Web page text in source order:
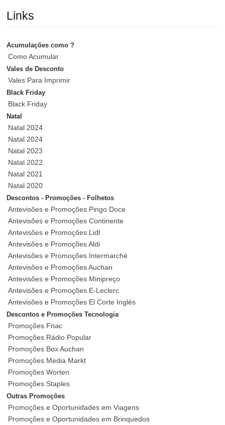
Links
Acumulações como ?
Como Acumular
Vales de Desconto
Vales Para Imprimir
Black Friday
Black Friday
Natal
Natal 2024
Natal 2024
Natal 2023
Natal 2022
Natal 2021
Natal 2020
Descontos - Promoções - Folhetos
Antevisões e Promoções Pingo Doce
Antevisões e Promoções Continente
Antevisões e Promoções Lidl
Antevisões e Promoções Aldi
Antevisões e Promoções Intermarché
Antevisões e Promoções Auchan
Antevisões e Promoções Minipreço
Antevisões e Promoções E-Leclerc
Antevisões e Promoções El Corte Inglés
Descontos e Promoções Tecnologia
Promoções Fnac
Promoções Rádio Popular
Promoções Box Auchan
Promoções Media Markt
Promoções Worten
Promoções Staples
Outras Promoções
Promoções e Oportunidades em Viagens
Promoções e Oportunidades em Brinquedos